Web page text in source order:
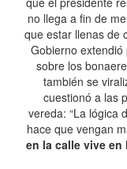
no llega a fin de
que estar llenas de
Gobierno
sobre los
también se
cuestionó a las
vereda: “La lógica
hace que vengan
en la calle vive